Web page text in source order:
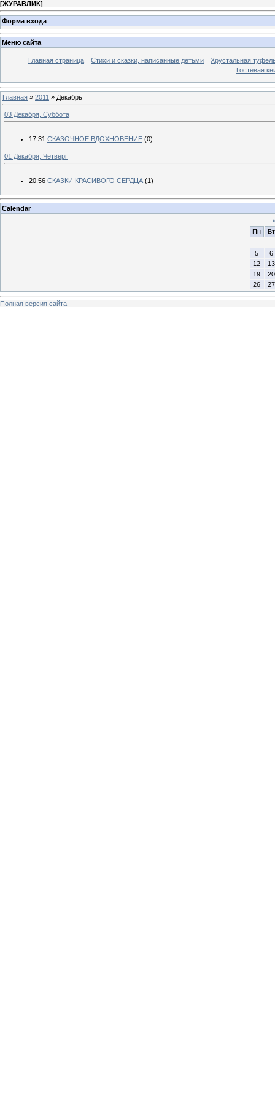
[ЖУРАВЛИК]
Форма входа
Меню сайта
Главная страница Стихи и сказки, написанные детьми
Хрустальная
Гостевая
Главная » 2011 » Декабрь
03 Декабря, Суббота
17:31 СКАЗОЧНОЕ ВДОХНОВЕНИЕ (0)
01 Декабря, Четверг
20:56 СКАЗКИ КРАСИВОГО СЕРДЦА (1)
Calendar
Пн
Вт
5
6
12
13
19
20
26
27
Полная версия сайта